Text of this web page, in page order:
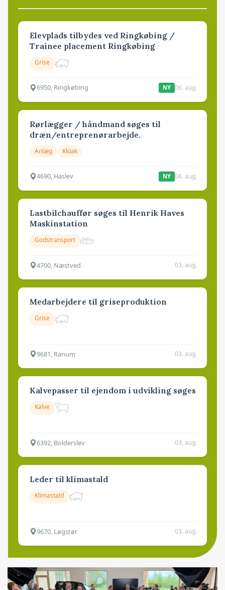
Elevplads tilbydes ved Ringkøbing /
Trainee placement Ringkøbing
Grise
6950, Ringkøbing NY 06. aug.
Rørlægger / håndmand søges til
dræn/entreprenørarbejde.
Anlæg Kloak
4690, Haslev NY 06. aug.
Lastbilchauffør søges til Henrik Haves
Maskinstation
Godstransport
4700, Næstved 03. aug.
Medarbejdere til griseproduktion
Grise
9681, Ranum 03. aug.
Kalvepasser til ejendom i udvikling søges
Kalve
6392, Bolderslev 03. aug.
Leder til klimastald
Klimastald
9670, Løgstør 03. aug.